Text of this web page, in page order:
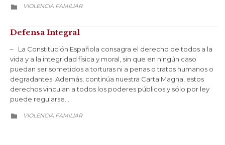
 CATEGORY
VIOLENCIA FAMILIAR
Defensa Integral
– La Constitución Española consagra el derecho de todos a la
vida y a la integridad física y moral, sin que en ningún caso
puedan ser sometidos a torturas ni a penas o tratos humanos o
degradantes. Además, continúa nuestra Carta Magna, estos
derechos vinculan a todos los poderes públicos y sólo por ley
puede regularse…
 CATEGORY
VIOLENCIA FAMILIAR